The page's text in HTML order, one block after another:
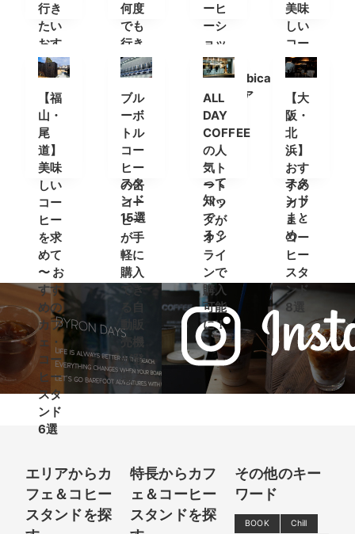
行き
たい
おす
すめ
カフ
ェ＆
コー
ヒー
スタ
ンド
何度
でも
行き
たい
おす
すめ
カフ
ェ＆
コー
ヒー
スタ
ンド
15選
ーヒ
ーシ
ョッ
プ
「%Arabica
Kyoto(ア
ラビ
カキ
ョウ
ト)」
って
知っ
て
る？
美味
しい
コー
ヒー
が飲
める
カフ
ェ・
コー
ヒー
スタ
ンド
まと
め
【福
山・
尾
道】
美味
しい
コー
ヒー
を求
めて
〜 お
すす
めの
カフ
ェ・
コー
ヒー
スタ
ンド
6選
ブル
ーボ
トル
コー
ヒー
の缶
コー
ヒー
が手
軽に
購入
でき
る自
動販
売機
が登
場
ALL
DAY
COFFEE
の人
気ト
ート
バッ
グが
オン
ライ
ンで
購入
可能
に！
【大
阪・
北
浜】
おす
すめ
カフ
ェ・
コー
ヒー
スタ
ンド
8選
エリアからカ
フェ＆コヒー
スタンドを探
特長からカフ
ェ＆コーヒー
スタンドを探
その他のキー
ワード
BOOK
Chill